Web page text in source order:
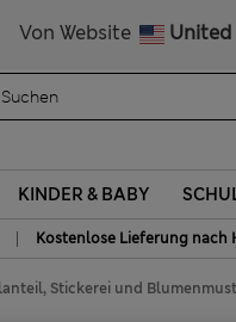
Von Website United
KINDER & BABY
|
Kostenlose Lieferung nach
Stickerei und